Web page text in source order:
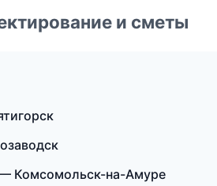
и сметы
Комсомольск-на-Амуре